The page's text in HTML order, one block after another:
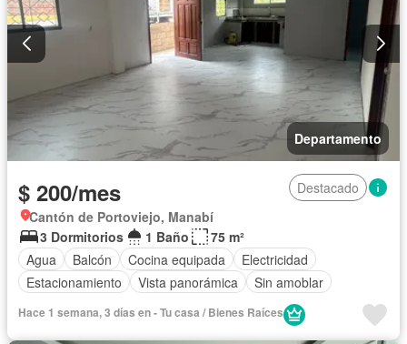
Departamento
$ 200/mes
Destacado
Cantón de Portoviejo, Manabí
3 Dormitorios
1 Baño
75 m²
Agua
Balcón Cocina equipada
Electricidad
Estacionamiento
Vista panorámica Sin amoblar
Hace 1 semana, 3 días en - Tu casa / Bienes Raíces